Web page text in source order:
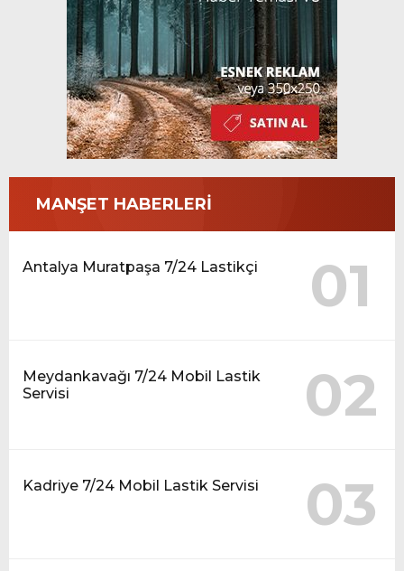
MANŞET HABERLERİ
Antalya Muratpaşa 7/24 Lastikçi 01
Meydankavağı 7/24 Mobil Lastik
Servisi
02
Kadriye 7/24 Mobil Lastik Servisi 03